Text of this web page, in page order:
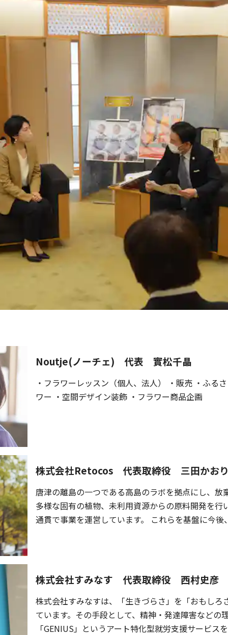
Noutje(ノーチェ) 代表 實松千晶
・フラワーレッスン（個人、法人） ・販売 ・ふる
ワー ・空間デザイン装飾 ・フラワー商品企画
株式会社Retocos 代表取締役 三田かお
唐津の離島の⼀つである⾼島のラボを拠点にし、
多様な固有の植物、未利⽤資源からの原料開発を
通貫で事業を運営しています。 これらを基盤に今
株式会社すみなす 代表取締役 西村史彦
株式会社すみなすは、「生きづらさ」を「おもし
ています。その手段として、精神・発達障害などの
「GENIUS」というアート特化型就労支援サービス